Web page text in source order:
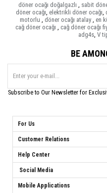
döner ocağı doğalgazlı sabit
döner ocağı elektrikli döner ocağı
motorlu
döner ocağı atalay en
cağ döner ocağı
cağ döner ocağı
adg4s V
BE
Subscribe to Our Newsletter for
For Us
Customer Relations
Help Center
Social Media
Mobile Applications